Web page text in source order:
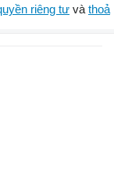
riêng tư và thoả